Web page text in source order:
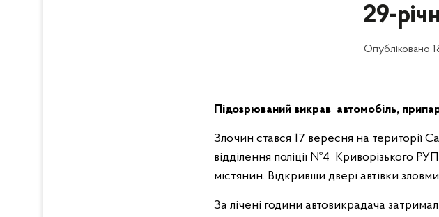
29-
Опубліковано
Підозрюваний викрав автомобіль,
Злочин стався 17 вересня на території
відділення поліції №4 Криворізького
містянин. Відкривши двері автівки
За лічені години автовикрадача